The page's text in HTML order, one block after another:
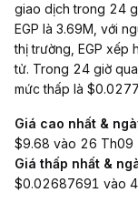
giao dịch trong 24
EGP là 3.69M, với
thị trường, EGP xếp
tử. Trong 24 giờ
mức thấp là
Giá cao nhất &
$9.68 vào 26
Giá thấp nhất &
$0.02687691 vào